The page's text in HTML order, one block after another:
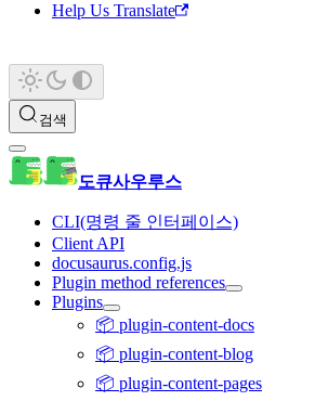
Help Us Translate
검색
도큐사우루스
CLI(명령 줄 인터페이스)
Client API
docusaurus.config.js
Plugin method references
Plugins
📦 plugin-content-docs
📦 plugin-content-blog
📦 plugin-content-pages